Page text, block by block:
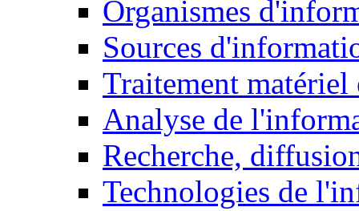
Organismes
Sources
Traitement matériel
Analyse de
Recherche,
Technologies de